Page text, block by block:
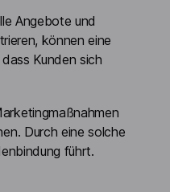
Angebote und
können eine
Kunden sich
Durch eine solche
führt.